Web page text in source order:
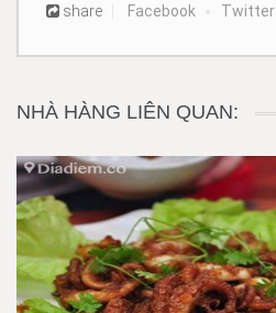
share Facebook Twitter
NHÀ HÀNG LIÊN QUAN: